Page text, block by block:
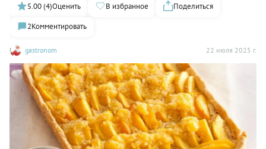
gastronom 22 июля 2025 г.
5.00 (4)Оценить В избранное
Поделиться
2Комментировать